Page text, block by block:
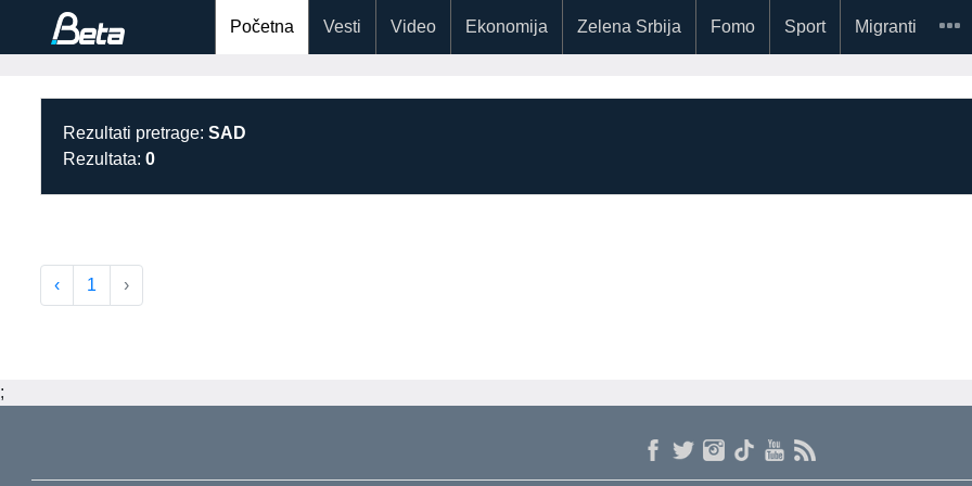
Početna Vesti Video Ekonomija Zelena Srbija Fomo Sport Migranti
Rezultati pretrage: SAD
Rezultata: 0
‹ 1 ›
;